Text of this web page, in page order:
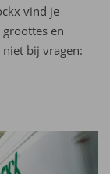
vind je
en
bij vragen: